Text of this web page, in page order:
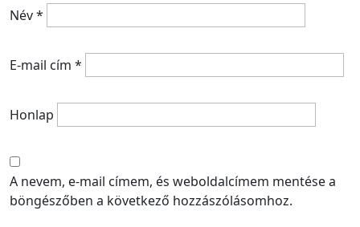
Név*
E-mail cím *
Honlap
A nevem, e-mail címem, és weboldalcímem mentése a
böngészőben a következő hozzászólásomhoz.